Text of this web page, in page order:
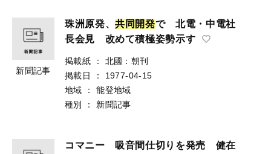
新聞記事
珠洲原発、共 同 開発で 北電・中電社
長会見 改めて積極姿勢示す
掲載紙 ：
北國：朝刊
掲載日
：
1977-04-15
地域
：
能登地域
種別
： 新聞記事
コマニー 吸音間仕切りを発売 健在